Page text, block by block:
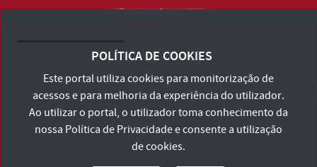
Consulte os Termos e Condições e Política de Privacidade
Declaração de Acessibilidade
POLÍTICA DE COOKIES
Este portal utiliza cookies para monitorização de
acessos e para melhoria da experiência do utilizador.
Ao utilizar o portal, o utilizador toma conhecimento da
nossa Política de Privacidadee consente a utilização
de cookies.